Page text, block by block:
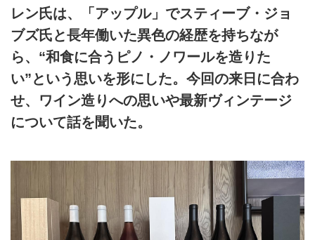
レン氏は、「アップル」でスティーブ・ジョ
ブズ氏と長年働いた異色の経歴を持ちなが
ら、“和食に合うピノ・ノワールを造りた
い”という思いを形にした。今回の来日に合わ
せ、ワイン造りへの思いや最新ヴィンテージ
について話を聞いた。